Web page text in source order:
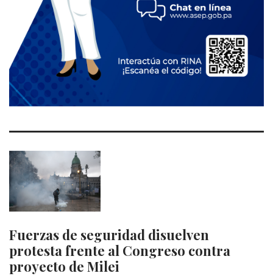
Fuerzas de seguridad disuelven
protesta frente al Congreso contra
proyecto de Milei